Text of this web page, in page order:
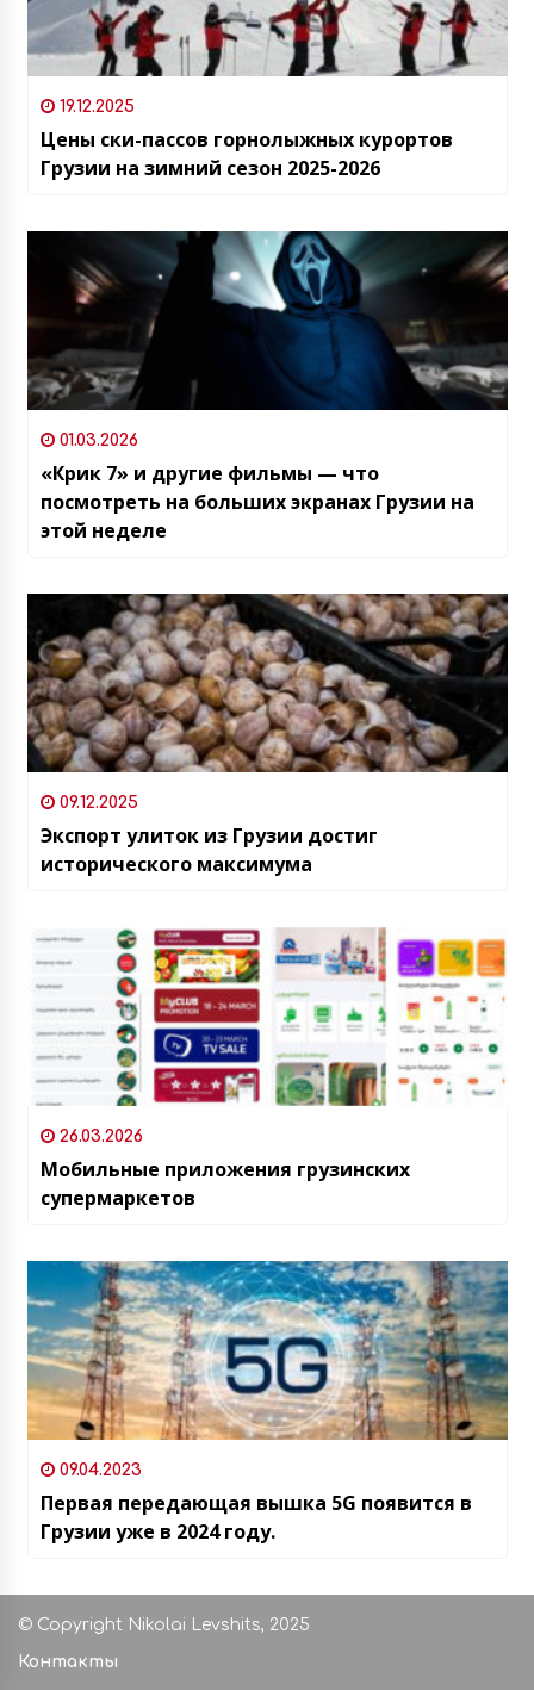
19.12.2025
Цены ски-пассов горнолыжных курортов
Грузии на зимний сезон 2025-2026
01.03.2026
«Крик 7» и другие фильмы — что
посмотреть на больших экранах Грузии на
этой неделе
09.12.2025
Экспорт улиток из Грузии достиг
исторического максимума
26.03.2026
Мобильные приложения грузинских
супермаркетов
09.04.2023
Первая передающая вышка 5G появится в
Грузии уже в 2024 году.
© Copyright Nikolai Levshits, 2025
Контакты